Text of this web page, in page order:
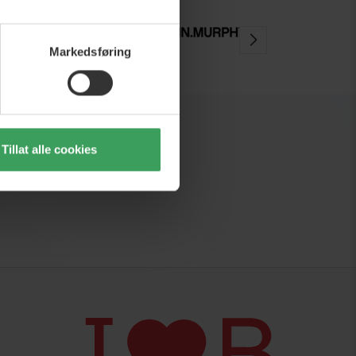
Markedsføring
Tillat alle cookies
og inspirasjon